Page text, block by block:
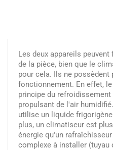
Les deux appareils
de la pièce, bien que le
pour cela. Ils ne possèdent
fonctionnement. En effet, le
principe du
propulsant de l'air
utilise un liquide
plus, un climatiseur est
énergie qu'un
complexe à installer (tuyau